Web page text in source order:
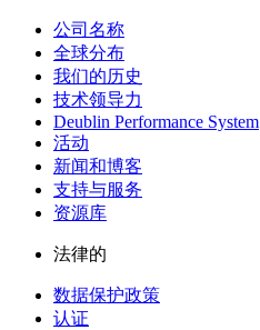
公司名称
全球分布
我们的历史
技术领导力
Deublin Performance System
活动
新闻和博客
支持与服务
资源库
法律的
数据保护政策
认证